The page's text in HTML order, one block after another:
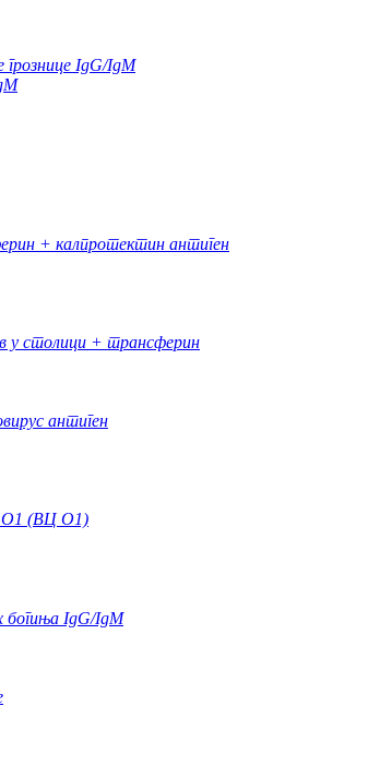
IgG/IgM
+ калпротектин антиген
у столици + трансферин
антиген
О1 (ВЦ О1)
богиња IgG/IgM